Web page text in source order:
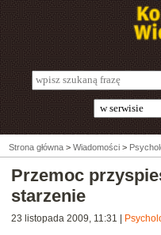
Strona główna > Wiadomości >
Przemoc
starzenie
23 listopada 2009, 11:31